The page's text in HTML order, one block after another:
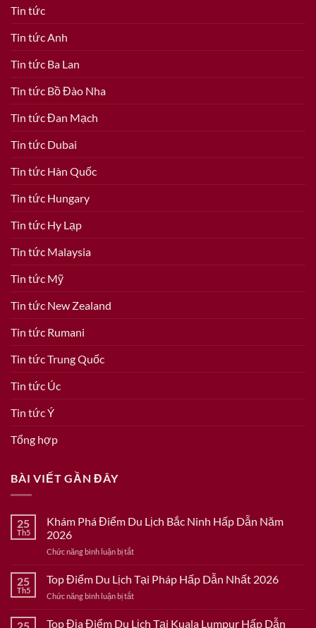
Tin tức
Tin tức Anh
Tin tức Ba Lan
Tin tức Bồ Đào Nha
Tin tức Đan Mạch
Tin tức Dubai
Tin tức Hàn Quốc
Tin tức Hungary
Tin tức Hy Lạp
Tin tức Malaysia
Tin tức Mỹ
Tin tức New Zealand
Tin tức Rumani
Tin tức Trung Quốc
Tin tức Úc
Tin tức Ý
Tổng hợp
BÀI VIẾT GẦN ĐÂY
25
Th5
Khám Phá Điểm Du Lịch Bắc Ninh Hấp Dẫn Năm
2026
Chức năng bình luận bị tắtở
Phá
Điểm
Du
Bắc
25
Th5
Top Điểm Du Lịch Tại Pháp Hấp Dẫn Nhất 2026
Chức năng bình luận bị tắtở
Điểm
Top Địa Điểm Du Lịch Tại Kuala Lumpur Hấp Dẫn